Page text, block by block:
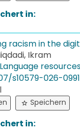
in:
racism in the
Ikram
Language
​s10579-​026-​
Speichern
in: